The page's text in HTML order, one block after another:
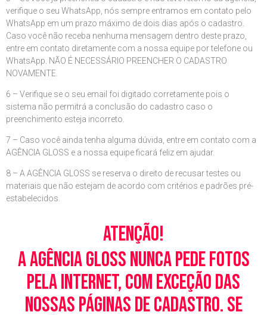
verifique o seu WhatsApp, nós sempre entramos em contato pelo
WhatsApp em um prazo máximo de dois dias após o cadastro.
Caso você não receba nenhuma mensagem dentro deste prazo,
entre em contato diretamente com a nossa equipe por telefone ou
WhatsApp. NÃO É NECESSÁRIO PREENCHER O CADASTRO
NOVAMENTE.
6 – Verifique se o seu email foi digitado corretamente pois o
sistema não permitrá a conclusão do cadastro caso o
preenchimento esteja incorreto.
7 – Caso você ainda tenha alguma dúvida, entre em contato com a
AGÊNCIA GLOSS e a nossa equipe ficará feliz em ajudar.
8 – A AGÊNCIA GLOSS se reserva o direito de recusar testes ou
materiais que não estejam de acordo com critérios e padrões pré-
estabelecidos.
Atenção!
A Agência Gloss nunca pede fotos
pela Internet, com exceção das
nossas páginas de cadastro. Se